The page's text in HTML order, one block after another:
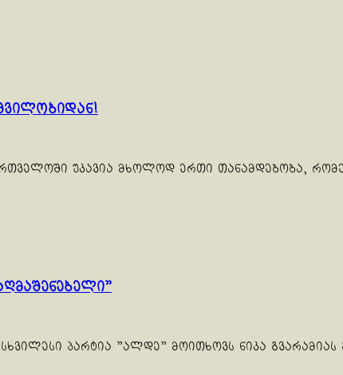
უკავია მხოლოდ ერთი თანამდებობა,
პარტია "ალდე" მოითხოვს ნიკა გვარამიას